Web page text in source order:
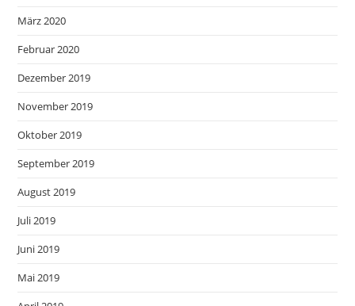
März 2020
Februar 2020
Dezember 2019
November 2019
Oktober 2019
September 2019
August 2019
Juli 2019
Juni 2019
Mai 2019